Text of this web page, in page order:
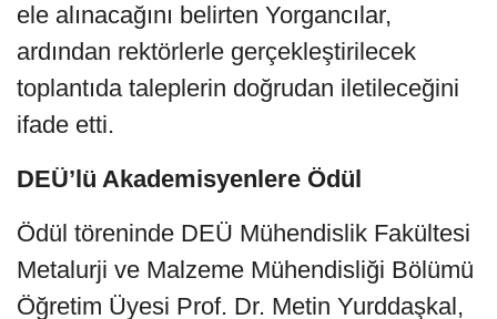
ele alınacağını belirten Yorgancılar,
ardından rektörlerle gerçekleştirilecek
toplantıda taleplerin doğrudan iletileceğini
ifade etti.
DEÜ’lü Akademisyenlere Ödül
Ödül töreninde DEÜ Mühendislik Fakültesi
Metalurji ve Malzeme Mühendisliği Bölümü
Öğretim Üyesi Prof. Dr. Metin Yurddaşkal,